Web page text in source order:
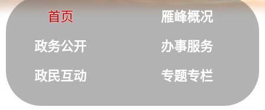
首页
雁峰概况
政务公开
办事服务
政民互动
专题专栏